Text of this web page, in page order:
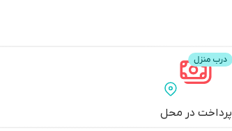
پرداخت در محل